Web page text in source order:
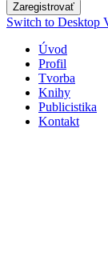
Zaregistrovať
Switch to Desktop
Úvod
Profil
Tvorba
Knihy
Publicistika
Kontakt